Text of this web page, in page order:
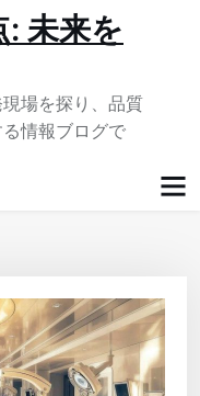
: 未来を
場を探り、品質
情報ブログで